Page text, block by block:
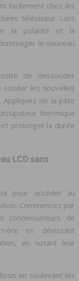
facilement chez les
téléviseur. Lors
la polarité et la
le nouveau
de dessouder
les nouvelles
de la pâte
thermique
et prolonger la durée
LCD sans
pour accéder au
Commencez par
condensateurs de
en dévissant
en notant leur
en soulevant les